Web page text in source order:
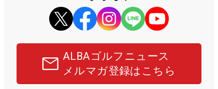
ALBAゴルフニュース
メルマガ登録はこちら